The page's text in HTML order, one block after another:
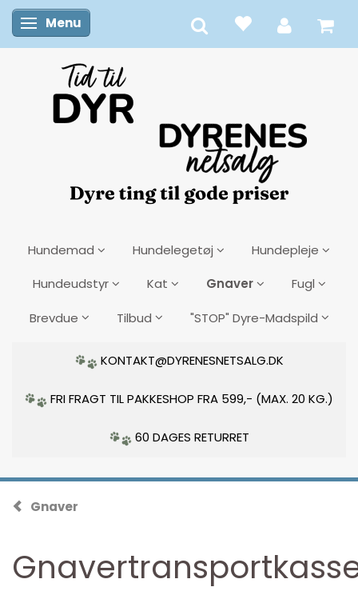
Skifte navigation
Menu
Hundemad Hundelegetøj Hundepleje
Hundeudstyr Kat Gnaver Fugl
Brevdue Tilbud "STOP" Dyre-Madspild
KONTAKT@DYRENESNETSALG.DK
FRI FRAGT TIL PAKKESHOP FRA 599,- (MAX. 20 KG.)
60 DAGES RETURRET
Gnaver